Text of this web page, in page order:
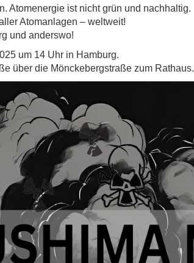
Atomenergie ist nicht grün und nachhaltig.
Atomanlagen – weltweit!
und anderswo!
um 14 Uhr in Hamburg.
über die Mönckebergstraße zum Rathaus.